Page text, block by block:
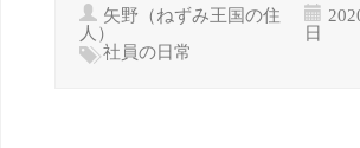
矢野（ねずみ王国の住
人）
日
社員の日常